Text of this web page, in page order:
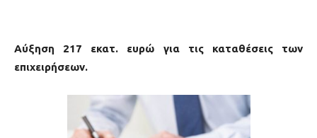
Αύξηση 217 εκατ. ευρώ για τις καταθέσεις των
επιχειρήσεων.